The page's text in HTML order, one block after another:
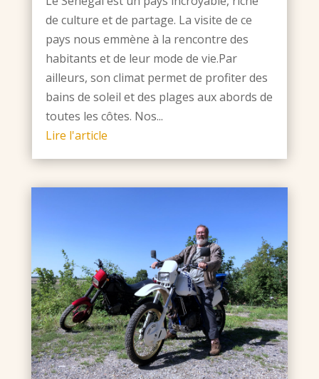
de culture et de partage. La visite de ce
pays nous emmène à la rencontre des
habitants et de leur mode de vie.Par
ailleurs, son climat permet de profiter des
bains de soleil et des plages aux abords de
toutes les côtes. Nos...
Lire l'article